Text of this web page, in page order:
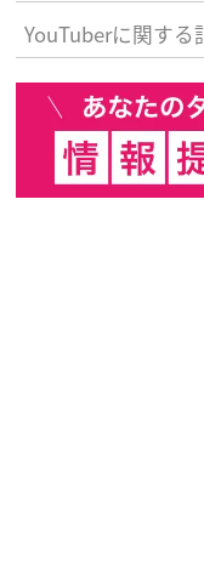
YouTuberに関する